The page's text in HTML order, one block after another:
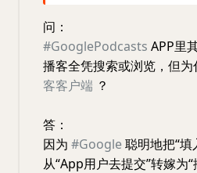
问：
#GooglePodcasts APP里
播客全凭搜索或浏览，但
客客户端 ？
答：
因为 #Google聪明地把“填
从“App用户去提交”转嫁为